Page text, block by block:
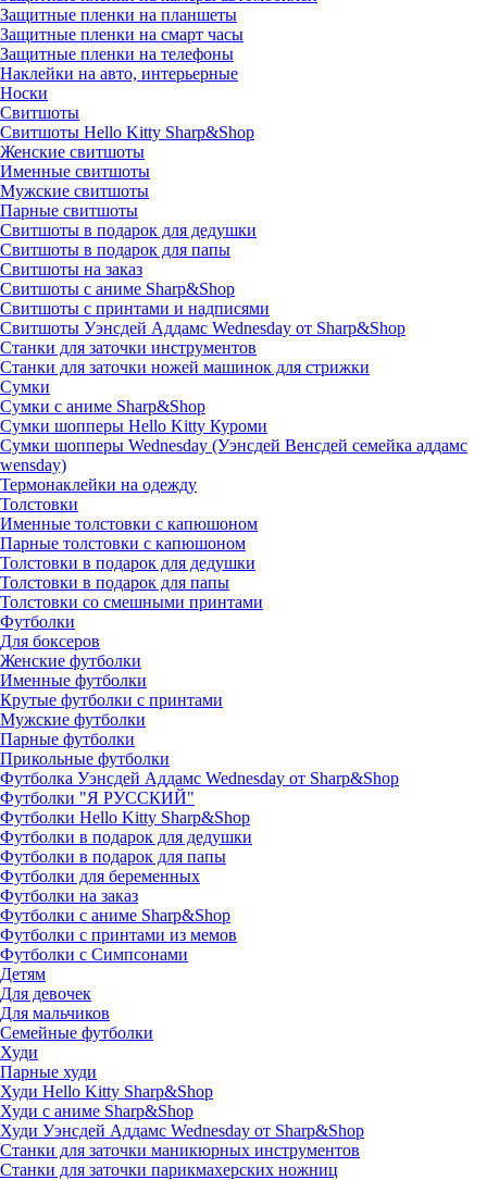
Защитные пленки на планшеты
Защитные пленки на смарт часы
Защитные пленки на телефоны
Наклейки на авто, интерьерные
Носки
Свитшоты
Cвитшоты Hello Kitty Sharp&Shop
Женские свитшоты
Именные свитшоты
Мужские свитшоты
Парные свитшоты
Свитшоты в подарок для дедушки
Свитшоты в подарок для папы
Свитшоты на заказ
Свитшоты с аниме Sharp&Shop
Свитшоты с принтами и надписями
Свитшоты Уэнсдей Аддамс Wednesday от Sharp&Shop
Станки для заточки инструментов
Станки для заточки ножей машинок для стрижки
Сумки
Сумки с аниме Sharp&Shop
Сумки шопперы Hello Kitty Куроми
Сумки шопперы Wednesday (Уэнсдей Венсдей семейка аддамс
wensday)
Термонаклейки на одежду
Толстовки
Именные толстовки с капюшоном
Парные толстовки с капюшоном
Толстовки в подарок для дедушки
Толстовки в подарок для папы
Толстовки со смешными принтами
Футболки
Для боксеров
Женские футболки
Именные футболки
Крутые футболки с принтами
Мужские футболки
Парные футболки
Прикольные футболки
Футболка Уэнсдей Аддамс Wednesday от Sharp&Shop
Футболки "Я РУССКИЙ"
Футболки Hello Kitty Sharp&Shop
Футболки в подарок для дедушки
Футболки в подарок для папы
Футболки для беременных
Футболки на заказ
Футболки с аниме Sharp&Shop
Футболки с принтами из мемов
Футболки с Симпсонами
Детям
Для девочек
Для мальчиков
Семейные футболки
Худи
Парные худи
Худи Hello Kitty Sharp&Shop
Худи с аниме Sharp&Shop
Худи Уэнсдей Аддамс Wednesday от Sharp&Shop
Станки для заточки маникюрных инструментов
Станки для заточки парикмахерских ножниц